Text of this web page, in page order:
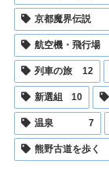
京都魔界伝説
航空機・飛行場
列車の旅 12
新選組 10
温泉 7
熊野古道を歩く